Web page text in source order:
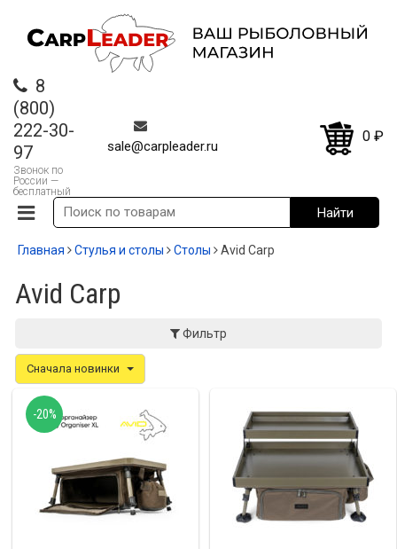
8
(800)
222-30-
97
Звонок по
России —
бесплатный
sale@carpleader.ru
0 ₽
Главная Стулья и столы Столы Avid Carp
Avid Carp
Фильтр
Сначала новинки
-20%